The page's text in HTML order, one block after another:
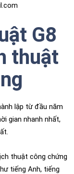
G8
thuật
lập từ đầu năm
gian nhanh nhất,
thuật công chứng
tiếng Anh, tiếng